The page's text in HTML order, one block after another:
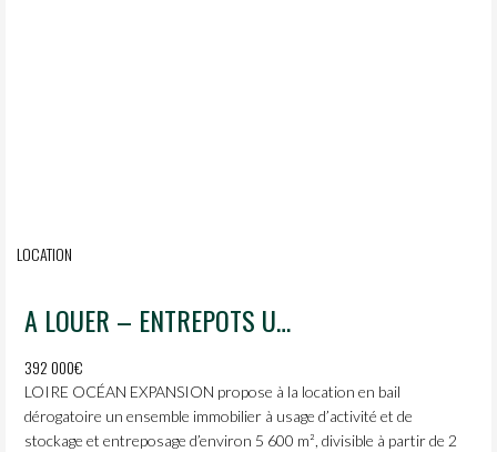
LOCATION
A LOUER – ENTREPOTS URBAINS – 5600m2
392 000€
LOIRE OCÉAN EXPANSION propose à la location en bail
dérogatoire un ensemble immobilier à usage d’activité et de
stockage et entreposage d’environ 5 600 m², divisible à partir de 2